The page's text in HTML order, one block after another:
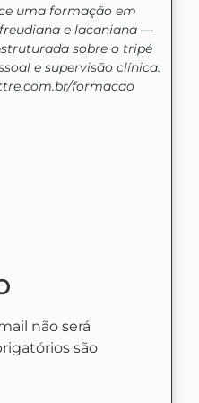
uma formação em
e lacaniana —
sobre o tripé
e supervisão clínica.
formacao
não será
são